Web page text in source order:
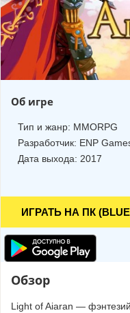
Об игре
Тип и жанр: MMORPG
Разработчик: ENP
Дата выхода: 2017
ИГРАТЬ НА ПК
Обзор
Light of Aiaran —